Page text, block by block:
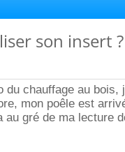
son insert
chauffage au bois,
mon poêle est
gré de ma lecture